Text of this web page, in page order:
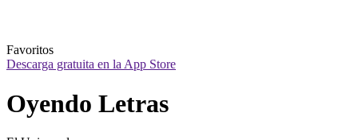
Favoritos
Descarga gratuita en la App Store
Oyendo Letras